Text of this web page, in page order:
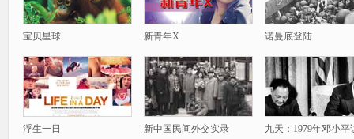
宝贝星球 新青年X 诺曼底登陆
浮生一日 新中国民间外交实录 九天：1979年邓小平